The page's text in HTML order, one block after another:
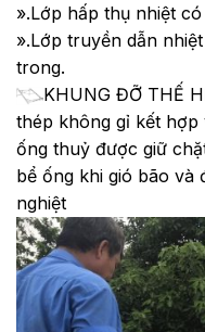
».Lớp hấp thụ nhiệt
».Lớp truyền dẫn
trong.
KHUNG ĐỠ THẾ
thép không gỉ kết hợp
ống thuỷ được giữ
bể ống khi gió bão và
nghiệt